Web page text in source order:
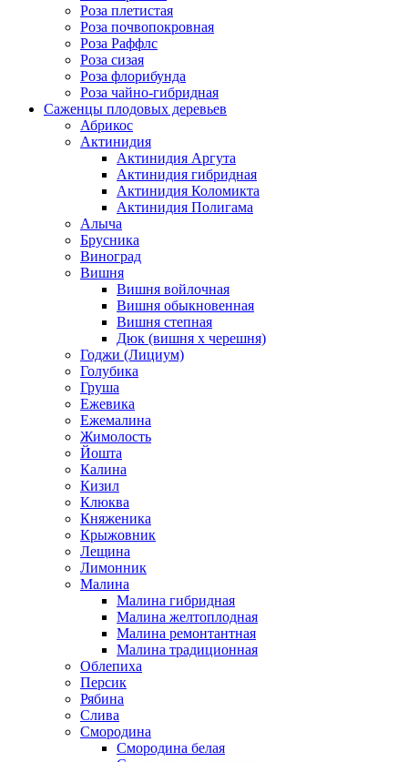
Роза плетистая
Роза почвопокровная
Роза Раффлс
Роза сизая
Роза флорибунда
Роза чайно-гибридная
Саженцы плодовых деревьев
Абрикос
Актинидия
Актинидия Аргута
Актинидия гибридная
Актинидия Коломикта
Актинидия Полигама
Алыча
Брусника
Виноград
Вишня
Вишня войлочная
Вишня обыкновенная
Вишня степная
Дюк (вишня х черешня)
Годжи (Лициум)
Голубика
Груша
Ежевика
Ежемалина
Жимолость
Йошта
Калина
Кизил
Клюква
Княженика
Крыжовник
Лещина
Лимонник
Малина
Малина гибридная
Малина желтоплодная
Малина ремонтантная
Малина традиционная
Облепиха
Персик
Рябина
Слива
Смородина
Смородина белая